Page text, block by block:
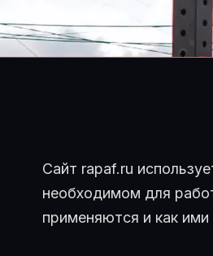
Сайт rapaf.ru
необходимом для
применяются и как ими